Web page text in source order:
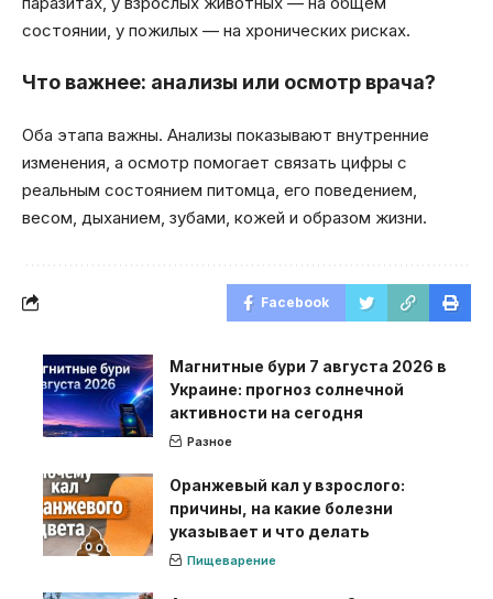
состоянии, у пожилых — на хронических рисках.
Что важнее: анализы или осмотр врача?
Оба этапа важны. Анализы показывают внутренние
изменения, а осмотр помогает связать цифры с
реальным состоянием питомца, его поведением,
весом, дыханием, зубами, кожей и образом жизни.
Facebook
Магнитные бури 7 августа 2026 в
Украине: прогноз солнечной
активности на сегодня
Разное
Оранжевый кал у взрослого:
причины, на какие болезни
указывает и что делать
Пищеварение